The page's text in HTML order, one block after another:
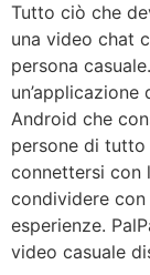
Tutto ciò che
una video chat
persona
Android che
persone di
connettersi con
condividere
esperienze.
video casuale